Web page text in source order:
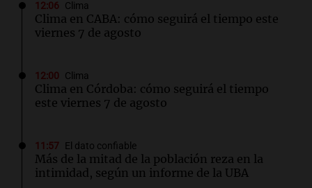
12:06 Clima
Clima en CABA: cómo seguirá el tiempo este
viernes 7 de agosto
12:00 Clima
Clima en Córdoba: cómo seguirá el tiempo
este viernes 7 de agosto
11:57 El dato confiable
Más de la mitad de la población reza en la
intimidad, según un informe de la UBA